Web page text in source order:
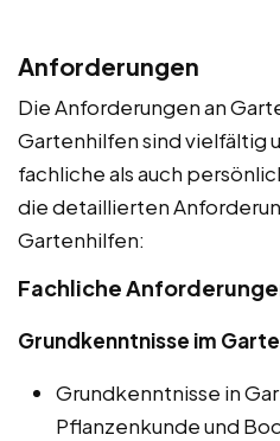
Anforderungen
Die Anforderungen an
Gartenhilfen sind vielfältig
fachliche als auch
die detaillierten
Gartenhilfen:
Fachliche
Grundkenntnisse im
Grundkenntnisse in
Pflanzenkunde und